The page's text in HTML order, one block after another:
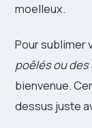
moelleux.
Pour sublimer
poêlés ou
bienvenue.
dessus juste